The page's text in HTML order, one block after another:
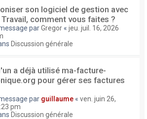
son logiciel de gestion avec
Travail, comment vous faites ?
parGregor « jeu. juil. 16, 2026
Discussion générale
a déjà utilisé ma-facture-
pour gérer ses factures
par guillaume « ven. juin 26,
pm
Discussion générale